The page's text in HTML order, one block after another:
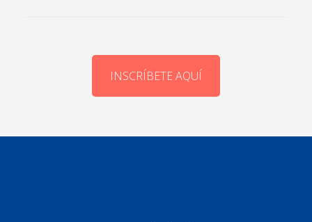
INSCRÍBETE AQUÍ